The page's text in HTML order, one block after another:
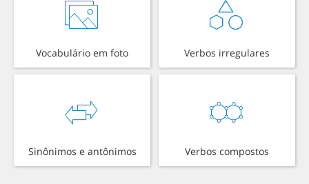
Vocabulário em foto Verbos irregulares
Sinônimos e antônimos Verbos compostos